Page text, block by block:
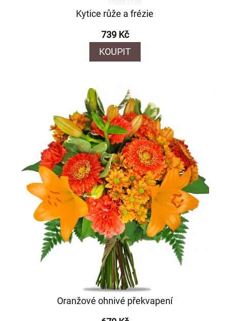
Kytice růže a frézie
739 Kč
KOUPIT
Oranžové ohnivé překvapení